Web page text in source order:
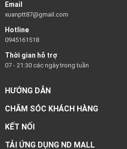
Email
xuanptt87@gmail.com
Hotline
0945161518
Thời gian hỗ trợ
07 - 21:30 các ngày trong tuần
HƯỚNG DẪN
CHĂM SÓC KHÁCH HÀNG
KẾT NỐI
TẢI ỨNG DỤNG ND MALL